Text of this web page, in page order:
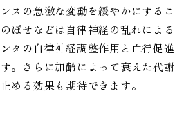
スの急激な変動を緩やかにするこ
ぼせなどは自律神経の乱れによる
タの自律神経調整作用と血行促進
。さらに加齢によって衰えた代謝
める効果も期待できます。